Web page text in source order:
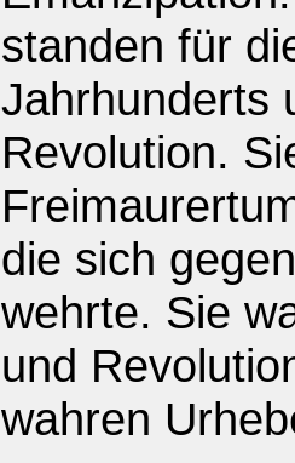
standen für
Jahrhunderts
Revolution.
die sich
wehrte. Sie
und
wahren